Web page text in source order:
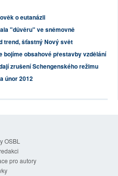
o eutanázii
"důvěru" ve sněmovně
trend, šťastný Nový svět
bojíme obsahové přestavby vzdělání
zrušení Schengenského režimu
únor 2012
OSBL
pro autory